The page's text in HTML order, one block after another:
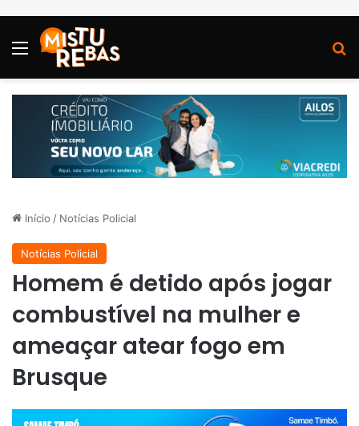
Menu
Início / Notícias Policial
Notícias Policial
Homem é detido após jogar
combustível na mulher e
ameaçar atear fogo em
Brusque